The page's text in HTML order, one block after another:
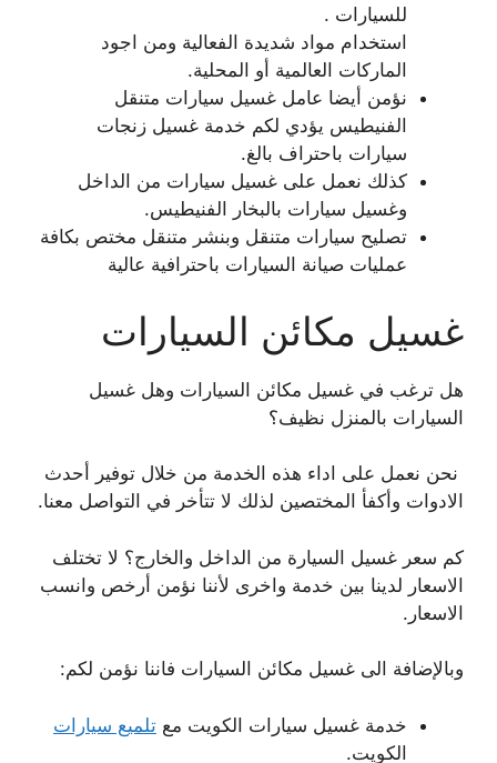
للسيارات .
استخدام مواد شديدة الفعالية ومن اجود
الماركات العالمية أو المحلية.
نؤمن أيضا عامل غسيل سيارات متنقل
الفنيطيس يؤدي لكم خدمة غسيل زنجات
سيارات باحتراف بالغ.
كذلك نعمل على غسيل سيارات من الداخل
وغسيل سيارات بالبخار الفنيطيس.
تصليح سيارات متنقل وبنشر متنقل مختص بكافة
عمليات صيانة السيارات باحترافية عالية
غسيل مكائن السيارات
هل ترغب في غسيل مكائن السيارات وهل غسيل
السيارات بالمنزل نظيف؟
نحن نعمل على اداء هذه الخدمة من خلال توفير أحدث
الادوات وأكفأ المختصين لذلك لا تتأخر في التواصل معنا.
كم سعر غسيل السيارة من الداخل والخارج؟ لا تختلف
الاسعار لدينا بين خدمة واخرى لأننا نؤمن أرخص وانسب
الاسعار.
وبالإضافة الى غسيل مكائن السيارات فاننا نؤمن لكم:
خدمة غسيل سيارات الكويت مع تلميع سيارات
الكويت.